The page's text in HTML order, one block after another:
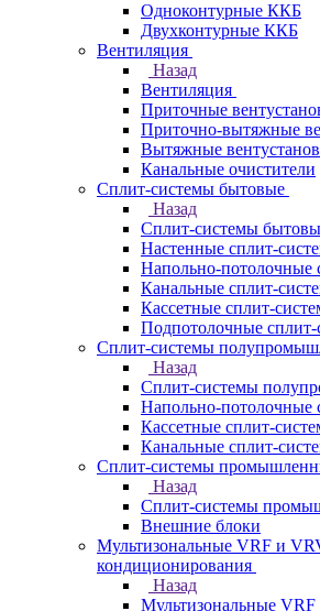
Одноконтурные ККБ
Двухконтурные ККБ
Вентиляция
Назад
Вентиляция
Приточные
Приточно-вытяжные
Вытяжные
Канальные очистители
Сплит-системы бытовые
Назад
Сплит-системы
Настенные сплит-
Напольно-потолочные
Канальные сплит-
Кассетные сплит-
Подпотолочные
Сплит-системы
Назад
Сплит-системы
Напольно-потолочные
Кассетные сплит-
Канальные сплит-
Сплит-системы
Назад
Сплит-системы
Внешние блоки
Мультизональные VRF и
кондиционирования
Назад
Мультизональные